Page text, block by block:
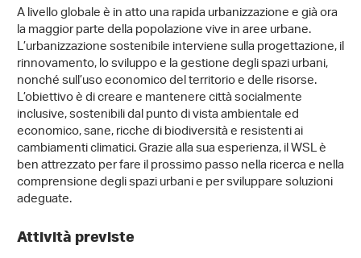
A livello globale è in atto una rapida urbanizzazione e già ora
la maggior parte della popolazione vive in aree urbane.
L’urbanizzazione sostenibile interviene sulla progettazione, il
rinnovamento, lo sviluppo e la gestione degli spazi urbani,
nonché sull’uso economico del territorio e delle risorse.
L’obiettivo è di creare e mantenere città socialmente
inclusive, sostenibili dal punto di vista ambientale ed
economico, sane, ricche di biodiversità e resistenti ai
cambiamenti climatici. Grazie alla sua esperienza, il WSL è
ben attrezzato per fare il prossimo passo nella ricerca e nella
comprensione degli spazi urbani e per sviluppare soluzioni
adeguate.
Attività previste